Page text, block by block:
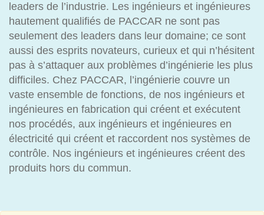
leaders de l’industrie. Les ingénieurs et ingénieures
hautement qualifiés de PACCAR ne sont pas
seulement des leaders dans leur domaine; ce sont
aussi des esprits novateurs, curieux et qui n’hésitent
pas à s’attaquer aux problèmes d’ingénierie les plus
difficiles. Chez PACCAR, l’ingénierie couvre un
vaste ensemble de fonctions, de nos ingénieurs et
ingénieures en fabrication qui créent et exécutent
nos procédés, aux ingénieurs et ingénieures en
électricité qui créent et raccordent nos systèmes de
contrôle. Nos ingénieurs et ingénieures créent des
produits hors du commun.